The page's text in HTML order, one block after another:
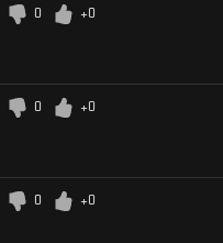
+0
0
+0
0
+0
0